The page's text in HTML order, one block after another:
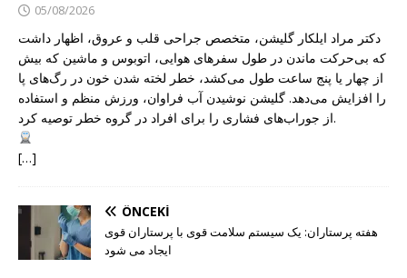
05/08/2026
دکتر مراد ایلکار گلیشن، متخصص جراحی قلب و عروق، اظهار داشت
که بی‌حرکت ماندن در طول سفرهای هوایی، اتوبوس و ماشین که بیش
از چهار یا پنج ساعت طول می‌کشد، خطر لخته شدن خون در رگ‌های پا
را افزایش می‌دهد. گلیشن نوشیدن آب فراوان، ورزش منظم و استفاده
از جوراب‌های فشاری را برای افراد در گروه خطر توصیه کرد.
[…]
ÖNCEKI
هفته پرستاران: یک سیستم سلامت قوی با پرستاران قوی
ایجاد می شود